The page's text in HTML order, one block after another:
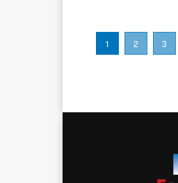
1 2 3